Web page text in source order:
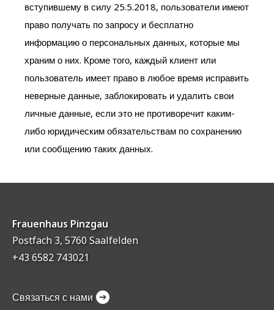
вступившему в силу 25.5.2018, пользователи имеют
право получать по запросу и бесплатно
информацию о персональных данных, которые мы
храним о них. Кроме того, каждый клиент или
пользователь имеет право в любое время исправить
неверные данные, заблокировать и удалить свои
личные данные, если это не противоречит каким-
либо юридическим обязательствам по сохранению
или сообщению таких данных.
Frauenhaus Pinzgau
Postfach 3, 5760 Saalfelden
+43 6582 743021
Связаться с нами